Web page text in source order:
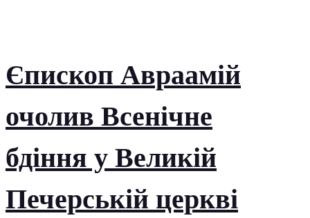
Єпископ Авраамій
очолив Всенічне
бдіння у Великій
Печерській церкві